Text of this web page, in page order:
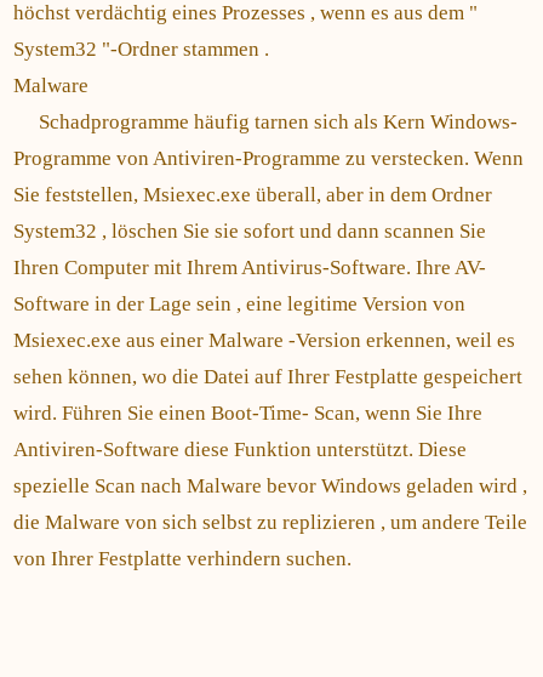
höchst verdächtig eines Prozesses , wenn es aus dem "
System32 "-Ordner stammen .
Malware
Schadprogramme häufig tarnen sich als Kern Windows-
Programme von Antiviren-Programme zu verstecken. Wenn
Sie feststellen, Msiexec.exe überall, aber in dem Ordner
System32 , löschen Sie sie sofort und dann scannen Sie
Ihren Computer mit Ihrem Antivirus-Software. Ihre AV-
Software in der Lage sein , eine legitime Version von
Msiexec.exe aus einer Malware -Version erkennen, weil es
sehen können, wo die Datei auf Ihrer Festplatte gespeichert
wird. Führen Sie einen Boot-Time- Scan, wenn Sie Ihre
Antiviren-Software diese Funktion unterstützt. Diese
spezielle Scan nach Malware bevor Windows geladen wird ,
die Malware von sich selbst zu replizieren , um andere Teile
von Ihrer Festplatte verhindern suchen.